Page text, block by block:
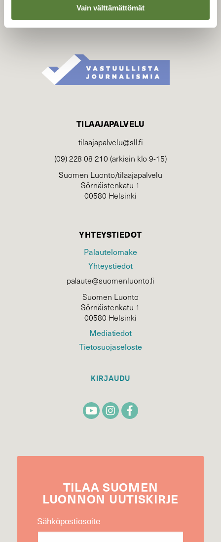
Vain välttämättömät
TILAAJAPALVELU
tilaajapalvelu@sll.fi
(09) 228 08 210 (arkisin klo 9-15)
Suomen Luonto/tilaajapalvelu
Sörnäistenkatu 1
00580 Helsinki
YHTEYSTIEDOT
Palautelomake
Yhteystiedot
palaute@suomenluonto.fi
Suomen Luonto
Sörnäistenkatu 1
00580 Helsinki
Mediatiedot
Tietosuojaseloste
KIRJAUDU
TILAA SUOMEN
LUONNON UUTIS­KIRJE
Sähköpostiosoite